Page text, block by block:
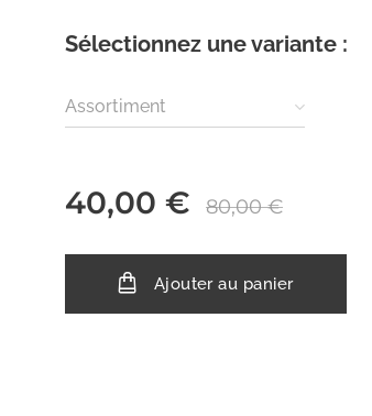
Sélectionnez une variante :
Assortiment
40,00 € 80,00€
Ajouter au panier